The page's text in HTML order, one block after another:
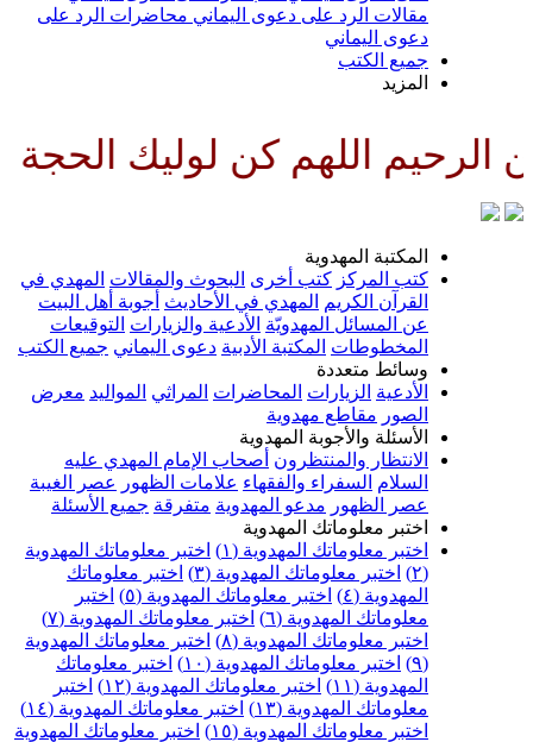
الرد على دعوى اليماني محاضرات الرد على
كن لوليك الحجة بن الحسن
المهدوية
كتب أخرى البحوث والمقالات المهدي في
المهدي في الأحاديث أجوبة أهل البيت
المسائل المهدويّة الأدعية والزيارات التوقيعات
المكتبة الأدبية دعوى اليماني جميع الكتب
متعددة
الزيارات المحاضرات المراثي المواليد معرض
مقاطع مهدوية
والأجوبة المهدوية
والمنتظرون أصحاب الإمام المهدي عليه
السفراء والفقهاء علامات الظهور عصر الغيبة
مدعو المهدوية متفرقة جميع الأسئلة
معلوماتك المهدوية
معلوماتك المهدوية (١)
اختبر معلوماتك المهدوية
اختبر معلوماتك المهدوية (٣)
اختبر معلوماتك
اختبر معلوماتك المهدوية (٥)
اختبر
المهدوية (٦)
اختبر معلوماتك المهدوية (٧)
معلوماتك المهدوية (٨)
اختبر معلوماتك المهدوية
اختبر معلوماتك المهدوية (١٠)
اختبر معلوماتك
اختبر معلوماتك المهدوية (١٢)
اختبر
المهدوية (١٣)
اختبر معلوماتك المهدوية (١٤)
معلوماتك المهدوية (١٥)
اختبر معلوماتك المهدوية